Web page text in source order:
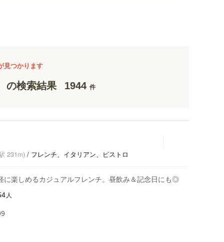
見つかります
の検索結果 1944 件
231m) / フレンチ、イタリアン、ビストロ
に楽しめるカジュアルフレンチ。昼飲み＆記念日にも◎
人